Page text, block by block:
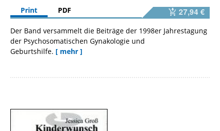
Print
PDF 27,94 €
Der Band versammelt die Beiträge der 1998er Jahrestagung
der Psychosomatischen Gynakologie und
Geburtshilfe. [ mehr ]